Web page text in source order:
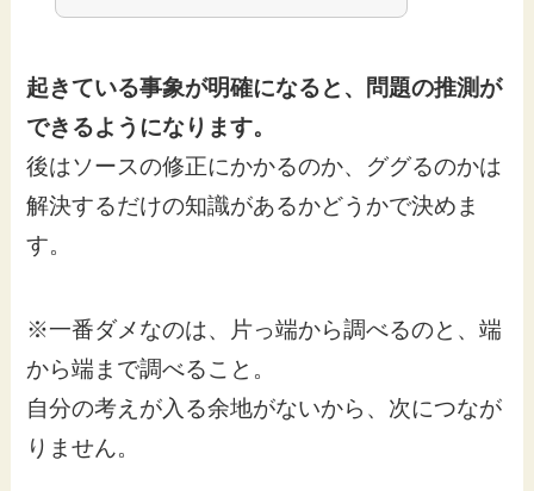
起きている事象が明確になると、問題の推測が
できるようになります。
後はソースの修正にかかるのか、ググるのかは
解決するだけの知識があるかどうかで決めま
す。
※一番ダメなのは、片っ端から調べるのと、端
から端まで調べること。
自分の考えが入る余地がないから、次につなが
りません。